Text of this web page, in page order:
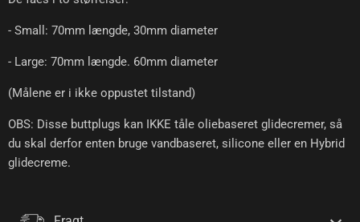
- Small: 70mm længde, 30mm diameter
- Large: 70mm længde. 60mm diameter
(Målene er i ikke oppustet tilstand)
OBS: Disse buttplugs kan IKKE tåle oliebaseret glidecremer, så
du skal derfor enten bruge vandbaseret, silicone eller en Hybrid
glidecreme.